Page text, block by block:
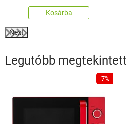
Kosárba
Next
Legutóbb megtekintett
-7%